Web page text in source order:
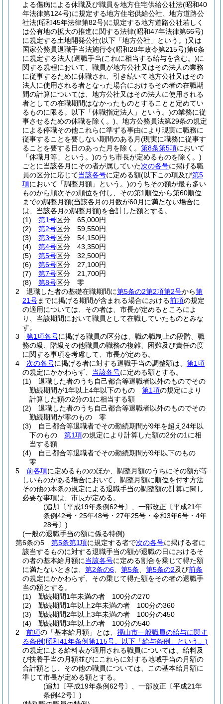
よる傷病による休職及び職員を地方住宅供給公社法(昭和40
年法律第124号)に規定する地方住宅供給公社、地方道路公
社法(昭和45年法律第82号)に規定する地方道路公社若しく
は公有地の拡大の推進に関する法律(昭和47年法律第66号)
に規定する土地開発公社(以下「地方公社」という。)又は
国家公務員退職手当法施行令(昭和28年政令第215号)第6条
に規定する法人(退職手当(これに相当する給与を含む。)に
関する規程において、職員が地方公社又はその法人の業務
に従事するために休職され、引き続いて地方公社又はその
法人に使用される者となった場合におけるその者の在職期
間の計算については、地方公社又はその法人に使用される
者としての在職期間はなかったものとすることと定めてい
るものに限る。以下「休職指定法人」という。)の業務に従
事させるための休職を除く。) 、地方公務員法第29条の規定
による停職その他これらに準ずる事由により現実に職務に
従事することを要しない期間のある月(現実に職務に従事す
ることを要する日のあった月を除く。 第8条第5項において
「休職月等」という。)のうち市長が定めるものを除く。)
ごとに当該各月にその者が属していた次の各号に掲げる職
員の区分に応じて当該各号に定める額(以下この項及び第5
項において「調整月額」という。)のうちその額が最も多い
ものから順次その順位を付し、その第1順位から第60順位
までの調整月額(当該各月の月数が60月に満たない場合に
は、当該各月の調整月額)を合計した額とする。
(1)
第1号区分 65,000円
(2)
第2号区分 59,550円
(3)
第3号区分 54,150円
(4)
第4号区分 43,350円
(5)
第5号区分 32,500円
(6)
第6号区分 27,100円
(7)
第7号区分 21,700円
(8)
第8号区分 零
2
退職した者の基礎在職期間に第5条の2第2項第2号から第
21号までに掲げる期間が含まれる場合における前項の規定
の適用については、その者は、市長が定めるところによ
り、当該期間において職員として在職していたものとみな
す。
3
第1項各号に掲げる職員の区分は、職の職制上の段階、職
務の級、階級その他職員の職務の複雑、困難及び責任の度
に関する事項を考慮して、市長が定める。
4
次の各号に掲げる者に対する退職手当の調整額は、 第1項
の規定にかかわらず、 当該各号に定める額とする。
(1)
退職した者のうち自己都合等退職者以外のものでその
勤続期間が1年以上4年以下のもの 第1項の規定により
計算した額の2分の1に相当する額
(2)
退職した者のうち自己都合等退職者以外のものでその
勤続期間が零のもの 零
(3)
自己都合等退職者でその勤続期間が9年を超え24年以
下のもの 第1項の規定により計算した額の2分の1に相
当する額
(4)
自己都合等退職者でその勤続期間が9年以下のもの
零
5
前各項に定めるもののほか、調整月額のうちにその額が等
しいものがある場合において、調整月額に順位を付す方法
その他の本条の規定による退職手当の調整額の計算に関し
必要な事項は、市長が定める。
(追加〔平成19年条例62号〕、一部改正〔平成21年
条例42号・25年48号・27年25号・令和3年6号・4年
28号〕)
(一般の退職手当の額に係る特例)
第6条の5
第5条第1項に規定する者で次の各号に掲げる者に
該当するものに対する退職手当の額が退職の日におけるそ
の者の基本給月額に当該各号に定める割合を乗じて得た額
に満たないときは、 第2条の6 第5条 第5条の2及び前条
の規定にかかわらず、その乗じて得た額をその者の退職手
当の額とする。
(1)
勤続期間1年未満の者 100分の270
(2)
勤続期間1年以上2年未満の者 100分の360
(3)
勤続期間2年以上3年未満の者 100分の450
(4)
勤続期間3年以上の者 100分の540
2
前項の「基本給月額」とは、 福山市一般職員の給与に関す
る条例(昭和41年条例第115号。以下「給与条例」という。)
の規定による給料表が適用される職員については、給料及
び扶養手当の月額並びにこれらに対する地域手当の月額の
合計額とし、その他の職員については、この基本給月額に
準じて市長が定める額とする。
(追加〔平成19年条例62号〕、一部改正〔平成21年
条例42号〕)